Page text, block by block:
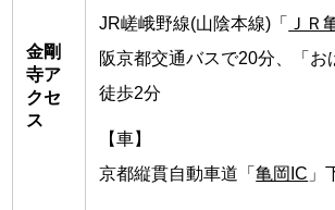
金剛
寺ア
クセ
ス
JR嵯峨野線(山陰本線)「
ＪＲ
阪京都交通バスで20分、「
徒歩2分
【車】
京都縦貫自動車道「亀岡IC 」